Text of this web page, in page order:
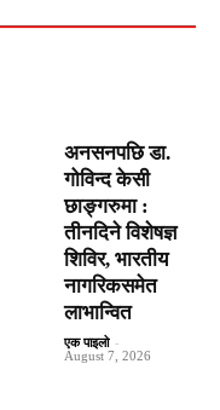
अनसनपछि डा.
गोविन्द केसी
छाङ्गरुमा :
तीनदिने विशेषज्ञ
शिविर, भारतीय
नागरिकसमेत
लाभान्वित
एक पाइलो -
August 7, 2026